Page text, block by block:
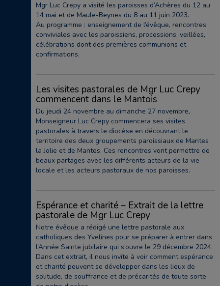
Mgr Luc Crepy a visité les paroisses d’Achères du 12 au
14 mai et de Maule-Beynes du 8 au 11 juin 2023.
Au programme : enseignement de l’évêque, rencontres
conviviales avec les paroissiens, processions, veillées,
célébrations dont des premières communions et
confirmations.
Les visites pastorales de Mgr Luc Crepy
commencent dans le Mantois
Du jeudi 24 novembre au dimanche 27 novembre,
Monseigneur Luc Crepy commencera ses visites
pastorales à travers le diocèse en découvrant le
territoire des deux groupements paroissiaux de Mantes
la Jolie et de Mantes. Ces rencontres vont permettre de
beaux partages avec les différents acteurs de la vie
locale et les acteurs pastoraux de nos paroisses.
Espérance et charité – Extrait de la lettre
pastorale de Mgr Luc Crepy
Notre évêque a rédigé une lettre pastorale aux
catholiques des Yvelines pour se préparer à entrer dans
l’Année Sainte jubilaire qui s’ouvre le 29 décembre 2024.
Dans cet extrait, il nous invite à voir comment espérance
et charité peuvent se développer dans les lieux de
solitude, de souffrance et de précarités de toute sorte